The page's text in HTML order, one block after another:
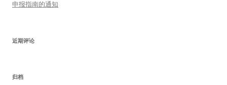
申报指南的通知
近期评论
归档